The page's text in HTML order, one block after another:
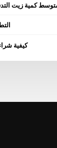
​​كمية زيت
كيفية